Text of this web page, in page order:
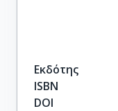
Εκδότης
ISBN
DOI